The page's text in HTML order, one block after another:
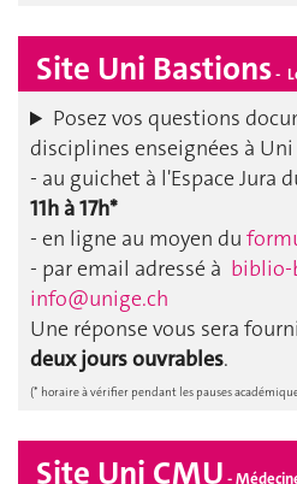
Site Uni Bastions-
Posez vos questions
disciplines enseignées à
- au guichet à l'Espace Jura
11h à 17h*
- en ligne au moyen du
- par email adressé à biblio-
info@unige.ch
Une réponse vous sera
deux jours ouvrables.
(* horaire à vérifier pendant les pauses
Site Uni CMU -